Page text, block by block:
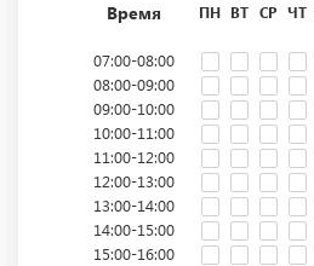
Время
ПН ВТ СР ЧТ
07:00-08:00
08:00-09:00
09:00-10:00
10:00-11:00
11:00-12:00
12:00-13:00
13:00-14:00
14:00-15:00
15:00-16:00